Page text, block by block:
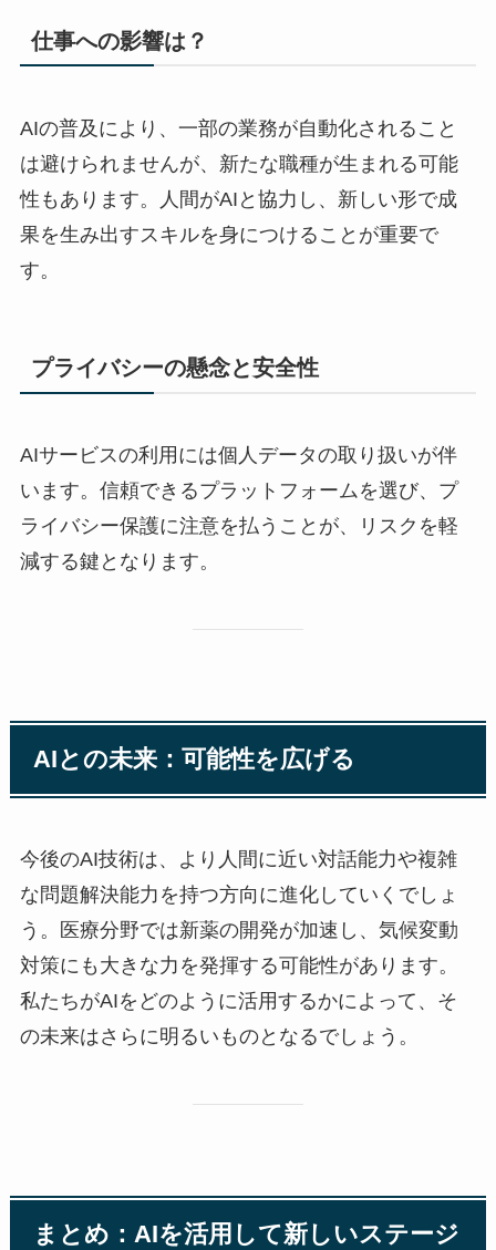
仕事への影響は？
AIの普及により、一部の業務が自動化されること
は避けられませんが、新たな職種が生まれる可能
性もあります。人間がAIと協力し、新しい形で成
果を生み出すスキルを身につけることが重要で
す。
プライバシーの懸念と安全性
AIサービスの利用には個人データの取り扱いが伴
います。信頼できるプラットフォームを選び、プ
ライバシー保護に注意を払うことが、リスクを軽
減する鍵となります。
AIとの未来：可能性を広げる
今後のAI技術は、より人間に近い対話能力や複雑
な問題解決能力を持つ方向に進化していくでしょ
う。医療分野では新薬の開発が加速し、気候変動
対策にも大きな力を発揮する可能性があります。
私たちがAIをどのように活用するかによって、そ
の未来はさらに明るいものとなるでしょう。
まとめ：AIを活用して新しいステージ